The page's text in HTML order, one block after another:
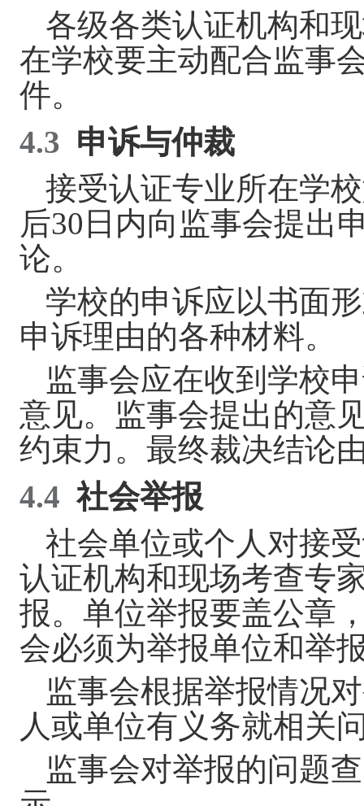
各级各类认证机构和
在学校要主动配合监事
件。
4.3 申诉与仲裁
接受认证专业所在学
后30 日内向监事会提出
论。
学校的申诉应以书面
申诉理由的各种材料。
监事会应在收到学校
意见。监事会提出的意
约束力。最终裁决结论
4.4 社会举报
社会单位或个人对接
认证机构和现场考查专
报。单位举报要盖公章
会必须为举报单位和举
监事会根据举报情况
人或单位有义务就相关
监事会对举报的问题